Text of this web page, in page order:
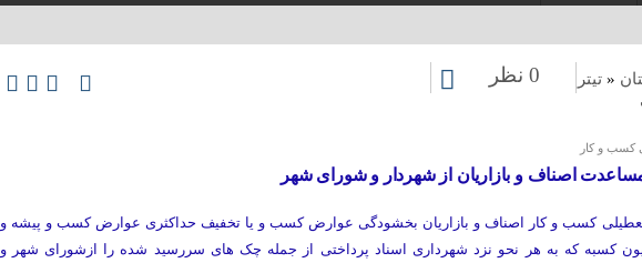
« تیتر
0 نظر
کسب و کار
اصناف و بازاریان از شهردار و شورای شهر
تعطیلی کسب و کار اصناف و بازاریان بخشودگی عوارض کسب و یا تخفیف حداکثری عوارض کسب و پیشه و
کسبه که به هر نحو نزد شهرداری اسناد پرداختی از جمله چک های سررسید شده‌ را از‌شورای شهر و